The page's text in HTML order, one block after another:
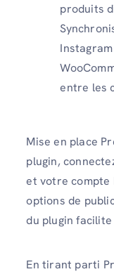
produits
entre les
Mise en place
plugin,
et votre compte
options de
du plugin
En tirant parti